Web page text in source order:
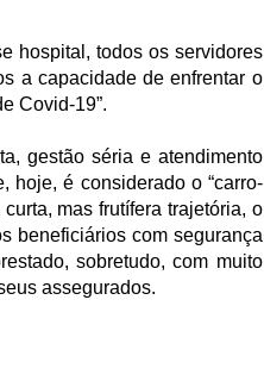
hospital, todos os servidores
a capacidade de enfrentar o
Covid-19”.
gestão séria e atendimento
hoje, é considerado o “carro-
mas frutífera trajetória, o
beneficiários com segurança
sobretudo, com muito
assegurados.